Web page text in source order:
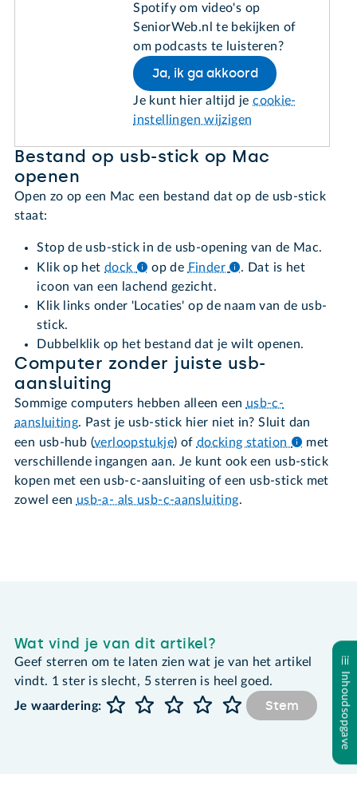
Spotify om video's op
SeniorWeb.nl te bekijken of
om podcasts te luisteren?
Ja, ik ga akkoord
Je kunt hier altijd jecookie-
instellingen wijzigen
Bestand op usb-stick op Mac
openen
Open zo op een Mac een bestand dat op de usb-stick
staat:
Stop de usb-stick in de usb-opening van de Mac.
Klik op hetdock op de Finder . Dat is het
icoon van een lachend gezicht.
Klik links onder 'Locaties' op de naam van de usb-
stick.
Dubbelklik op het bestand dat je wilt openen.
Computer zonder juiste usb-
aansluiting
Sommige computers hebben alleen een usb-c-
aansluiting. Past je usb-stick hier niet in? Sluit dan
een usb-hub (verloopstukje) of docking station
met
verschillende ingangen aan. Je kunt ook een usb-stick
kopen met een usb-c-aansluiting of een usb-stick met
zowel een usb-a- als usb-c-aansluiting.
Inhoudsopgave
Wat vind je van dit artikel?
Geef sterren om te laten zien wat je van het artikel
vindt. 1 ster is slecht, 5 sterren is heel goed.
Je waardering:
Stem